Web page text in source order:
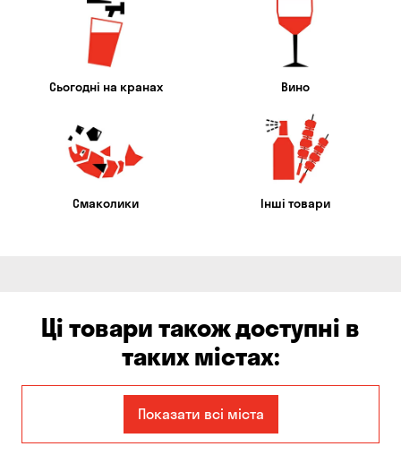
Сьогодні на кранах Вино
Смаколики Інші товари
Ці товари також доступні в
таких містах:
Київ Кривий Ріг
Показати всі міста